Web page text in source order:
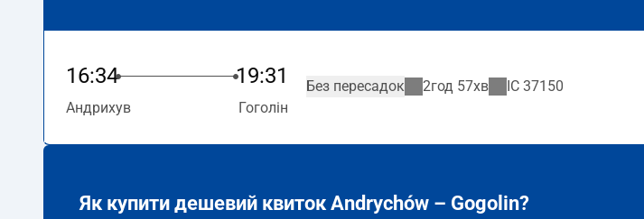
16:34 19:31
Андрихув Гоголін
Без пересадок 2год 57хв IC 37150
Як купити дешевий квиток Andrychów – Gogolin?